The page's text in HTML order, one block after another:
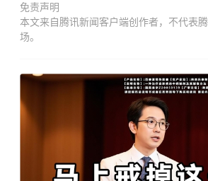
免责声明
本文来自腾讯新闻客户端创作者，不代表
场。